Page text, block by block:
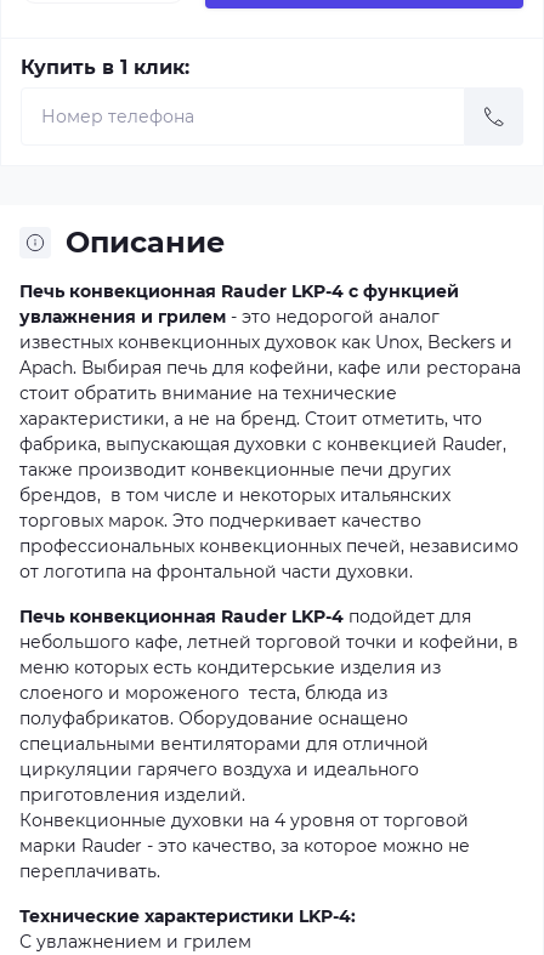
Купить в 1 клик:
Описание
Печь конвекционная Rauder LKP-4 с функцией
увлажнения и грилем - это недорогой аналог
известных конвекционных духовок как Unox, Beckers и
Apach. Выбирая печь для кофейни, кафе или ресторана
стоит обратить внимание на технические
характеристики, а не на бренд. Стоит отметить, что
фабрика, выпускающая духовки с конвекцией Rauder,
также производит конвекционные печи других
брендов, в том числе и некоторых итальянских
торговых марок. Это подчеркивает качество
профессиональных конвекционных печей, независимо
от логотипа на фронтальной части духовки.
Печь конвекционная Rauder LKP-4 подойдет для
небольшого кафе, летней торговой точки и кофейни, в
меню которых есть кондитерськие изделия из
слоеного и мороженого теста, блюда из
полуфабрикатов. Оборудование оснащено
специальными вентиляторами для отличной
циркуляции гарячего воздуха и идеального
приготовления изделий.
Конвекционные духовки на 4 уровня от торговой
марки Rauder - это качество, за которое можно не
переплачивать.
Технические характеристики LKP-4:
С увлажнением и грилем